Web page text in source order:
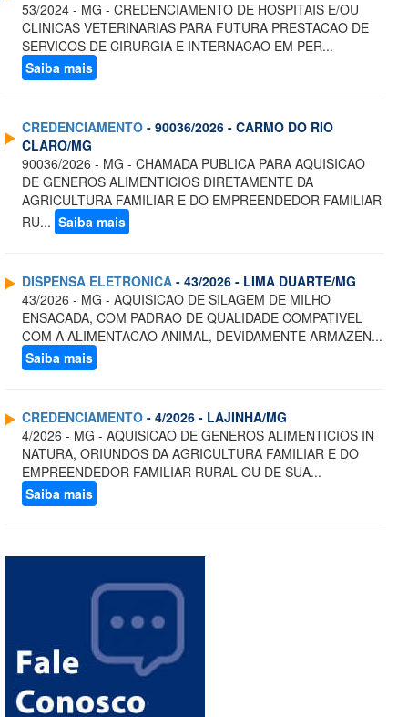
53/2024 - MG - CREDENCIAMENTO DE HOSPITAIS E/OU
CLINICAS VETERINARIAS PARA FUTURA PRESTACAO DE
SERVICOS DE CIRURGIA E INTERNACAO EM PER...
Saiba mais
CREDENCIAMENTO - 90036/2026 - CARMO DO RIO
CLARO/MG
90036/2026 - MG - CHAMADA PUBLICA PARA AQUISICAO
DE GENEROS ALIMENTICIOS DIRETAMENTE DA
AGRICULTURA FAMILIAR E DO EMPREENDEDOR FAMILIAR
RU... Saiba mais
DISPENSA ELETRONICA - 43/2026 - LIMA DUARTE/MG
43/2026 - MG - AQUISICAO DE SILAGEM DE MILHO
ENSACADA, COM PADRAO DE QUALIDADE COMPATIVEL
COM A ALIMENTACAO ANIMAL, DEVIDAMENTE ARMAZEN...
Saiba mais
CREDENCIAMENTO - 4/2026 - LAJINHA/MG
4/2026 - MG - AQUISICAO DE GENEROS ALIMENTICIOS IN
NATURA, ORIUNDOS DA AGRICULTURA FAMILIAR E DO
EMPREENDEDOR FAMILIAR RURAL OU DE SUA...
Saiba mais